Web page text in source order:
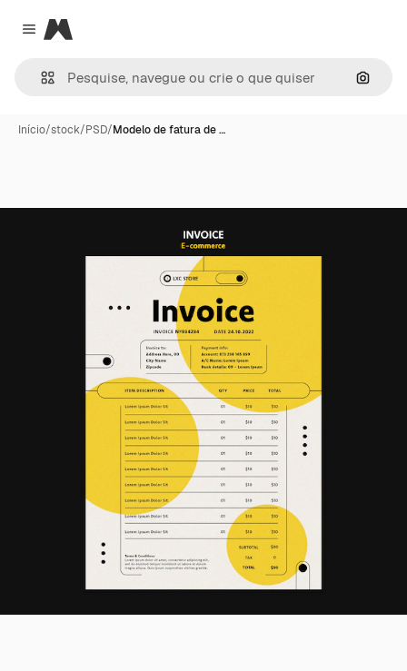
Close menu
Magnific
Início/stock/PSD/Modelo de fatura de …